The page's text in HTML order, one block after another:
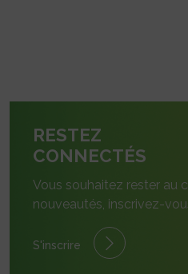
RESTEZ
CONNECTÉS
Vous souhaitez rester au
nouveautés, inscrivez-
S'inscrire